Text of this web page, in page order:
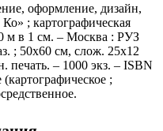
оформление, дизайн,
; картографическая
м в 1 см. – Москва : РУЗ
; 50х60 см, слож. 25х12
печать. – 1000 экз. – ISBN
;